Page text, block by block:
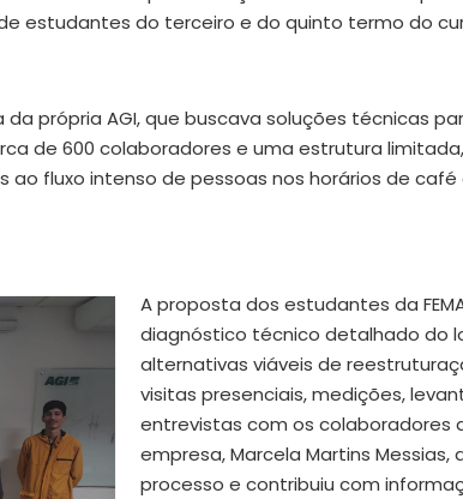
estudantes do terceiro e do quinto termo do
própria AGI, que buscava soluções técnicas
de 600 colaboradores e uma estrutura
fluxo intenso de pessoas nos horários de
A proposta dos estudantes da
diagnóstico técnico detalhado do
alternativas viáveis de
visitas presenciais, medições,
entrevistas com os colaboradores
empresa, Marcela Martins
processo e contribuiu com